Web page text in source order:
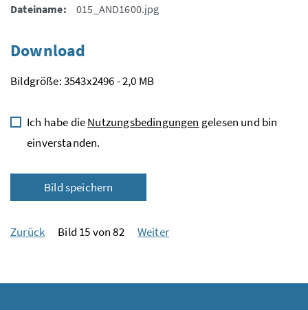
Dateiname:
015_AND1600.jpg
Download
Bildgröße: 3543x2496 - 2,0 MB
Ich habe dieNutzungsbedingungen gelesen und bin
einverstanden.
Bild speichern
Zurück Bild 15 von 82 Weiter